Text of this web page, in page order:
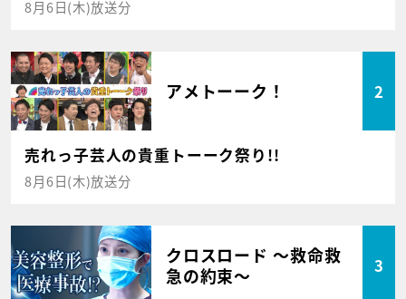
8月6日(木)放送分
アメトーーク！ 2
売れっ子芸人の貴重トーーク祭り!!
8月6日(木)放送分
クロスロード ～救命救
急の約束～
3